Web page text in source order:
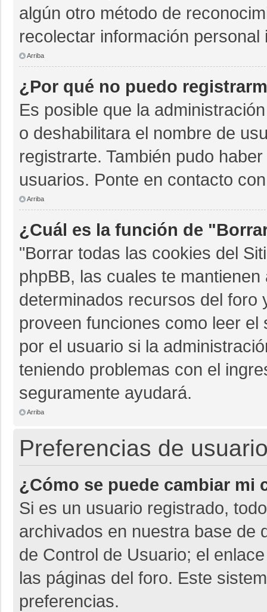
algún otro método de
recolectar información
Arriba
¿Por qué no puedo
Es posible que la
o deshabilitara el nombre de
registrarte. También pudo
usuarios. Ponte en contacto
Arriba
¿Cuál es la función de
"Borrar todas las cookies del
phpBB, las cuales te
determinados recursos del foro
proveen funciones como leer
por el usuario si la
teniendo problemas con el
seguramente ayudará.
Arriba
Preferencias de
¿Cómo se puede cambiar mi
Si es un usuario registrado,
archivados en nuestra base de
de Control de Usuario; el
las páginas del foro. Este
preferencias.